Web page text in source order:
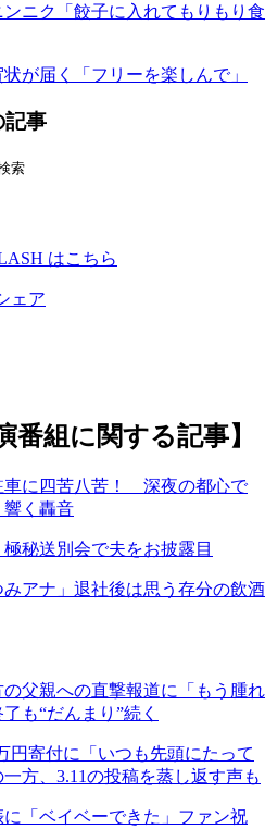
ニク「餃子に入れてもりもり食
が届く「フリーを楽しんで」
記事
番組に関する記事】
車に四苦八苦！ 深夜の都心で
響く轟音
秘送別会で夫をお披露目
アナ」退社後は思う存分の飲酒
父親への直撃報道に「もう腫れ
も“だんまり”続く
円寄付に「いつも先頭にたって
方、3.11の投稿を蒸し返す声も
「ベイベーできた」ファン祝